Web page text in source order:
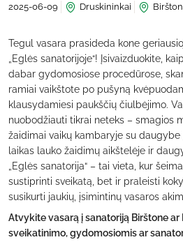
2025-06-09 Druskininkai
Tegul vasara prasideda kone
„Eglės sanatorijoje“! Įsivaizduokite,
dabar gydomosiose procedūrose,
ramiai vaikštote po pušyną
klausydamiesi paukščių čiulbėjimo.
nuobodžiauti tikrai neteks – smagios
žaidimai vaikų kambaryje su daugybe
laikas lauko žaidimų aikštelėje ir
„Eglės sanatorija“ – tai vieta, kur
sustiprinti sveikatą, bet ir praleisti
susikurti jaukių, įsimintinų vasaros
Atvykite vasarą į sanatoriją Birštone
sveikatinimo, gydomosiomis ar